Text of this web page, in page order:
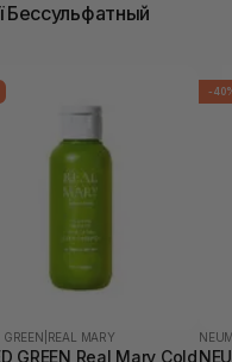
Бессульфатный
GREEN REAL MARY
GREEN Real Mary Cold
-